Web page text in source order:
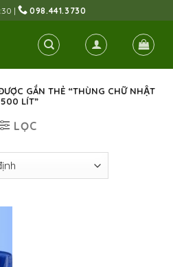
| 098.441.3730
GẮN THẺ “THÙNG CHỮ NHẬT
500 LÍT”
LỌC